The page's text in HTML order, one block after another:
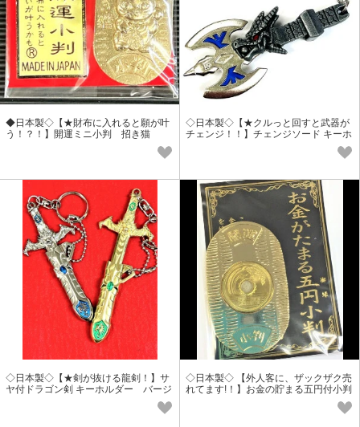
◆日本製◇【★財布に入れると願が叶
う！？！】開運ミニ小判 招き猫
◇日本製◇【★クルっと回すと武器が
チェンジ！！】チェンジソード キーホ
◇日本製◇【★剣が抜ける龍剣！】サ
ヤ付ドラゴン剣 キーホルダー バージ
◇日本製◇ 【外人客に、ザックザク売
れてます!！】お金の貯まる五円付小判